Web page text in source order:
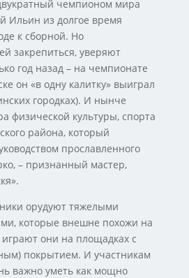
чемпионом мира
Ильин из долгое время
к сборной. Но
закрепиться, уверяют
год назад – на чемпионате
он «в одну калитку» выиграл
городках). И нынче
физической культуры, спорта
района, который
прославленного
– признанный мастер,
орудуют тяжелыми
которые внешне похожи на
играют они на площадках с
покрытием. И участникам
важно уметь как мощно